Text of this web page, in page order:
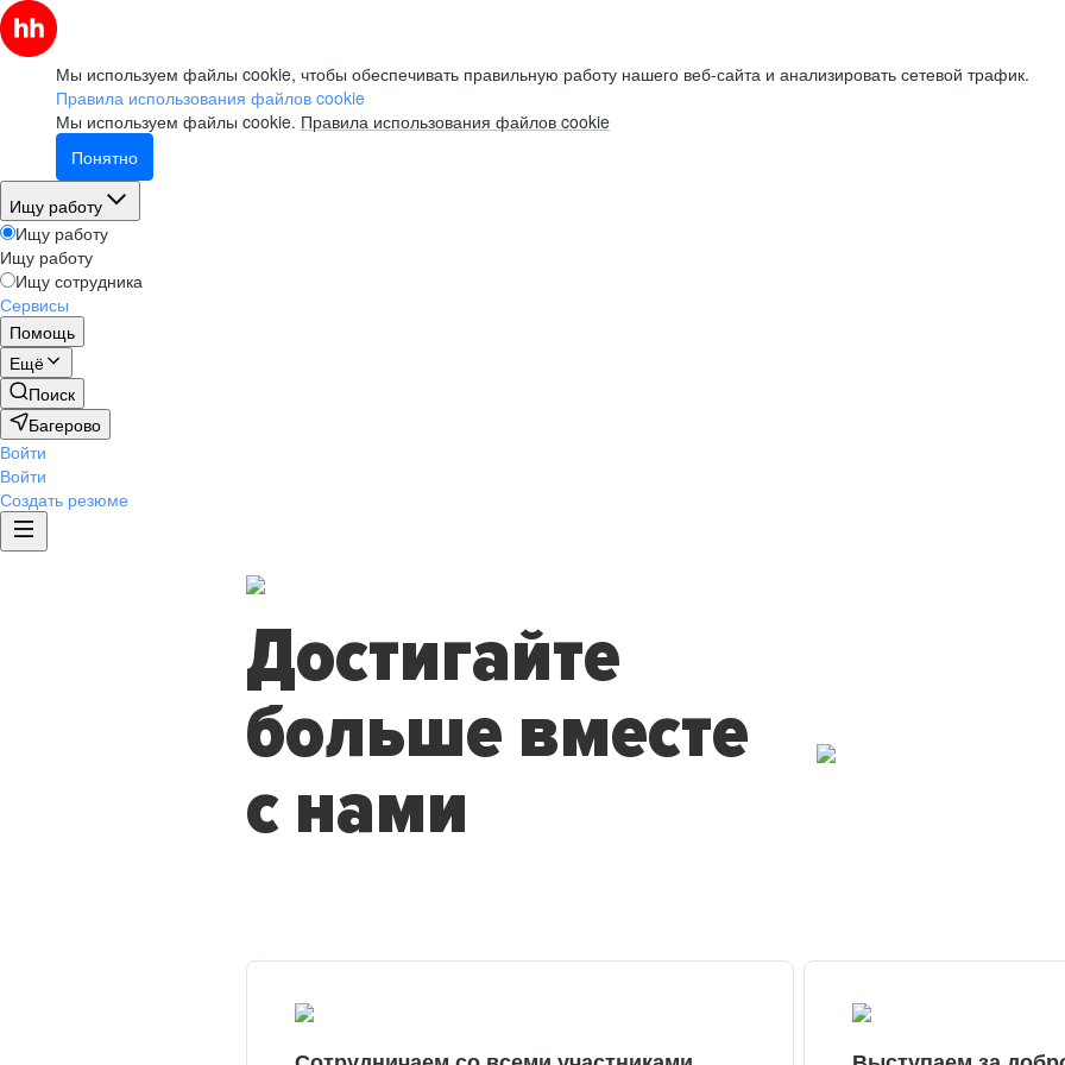
Мы используем файлы cookie, чтобы обеспечивать правильную работу нашего веб-сайта и анализировать сетевой трафик.
Правила использования файлов cookie
Мы используем файлы cookie. Правила использования файлов cookie
Понятно
Ищу работу
Ищу работу
Ищу работу
Ищу сотрудника
Сервисы
Помощь
Ещё
Поиск
Багерово
Войти
Войти
Создать резюме
Достигайте
больше вместе
с нами